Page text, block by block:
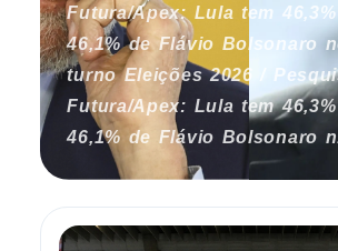
Futura/Apex: Lula tem
46,1% de Flávio Bolsonaro
turno Eleições 2026 /
Futura/Apex: Lula tem
46,1% de Flávio Bolsonaro